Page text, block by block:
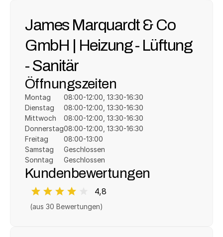
James Marquardt & Co
GmbH | Heizung - Lüftung
- Sanitär
Öffnungszeiten
Montag
Dienstag
Mittwoch
Donnerstag
Freitag
Samstag
Sonntag
08:00-12:00, 13:30-16:30
08:00-12:00, 13:30-16:30
08:00-12:00, 13:30-16:30
08:00-12:00, 13:30-16:30
08:00-13:00
Geschlossen
Geschlossen
Kundenbewertungen
4,8
(aus 30 Bewertungen)